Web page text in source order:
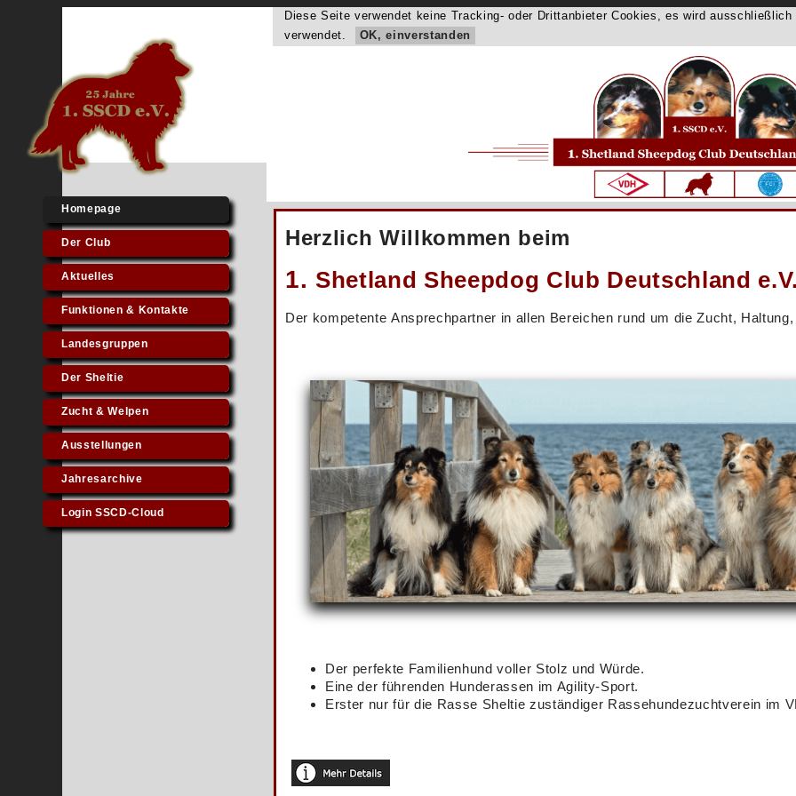
Homepage
Der Club
Aktuelles
Funktionen & Kontakte
Landesgruppen
Der Sheltie
Zucht & Welpen
Ausstellungen
Jahresarchive
Login SSCD-Cloud
Diese Seite verwendet keine Tracking- oder Drittanbieter Cookies, es wird
verwendet.
OK, einverstanden
Herzlich Willkommen beim
1. Shetland Sheepdog Club Deutschland
Der kompetente Ansprechpartner in allen Bereichen rund um die Zucht,
Der perfekte Familienhund voller Stolz und Würde.
Eine der führenden Hunderassen im Agility-Sport.
Erster nur für die Rasse Sheltie zuständiger Rassehundezuchtverein im